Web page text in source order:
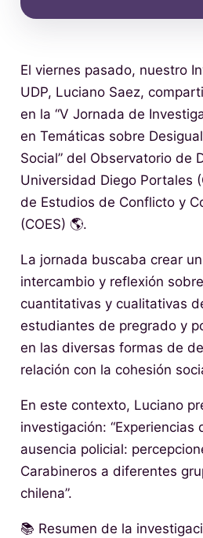
El viernes pasado, nuestro
UDP, Luciano Saez,
en la “V Jornada de
en Temáticas sobre
Social” del Observatorio de
Universidad Diego Portales
de Estudios de Conflicto y
(COES) 🌎.
La jornada buscaba crear
intercambio y reflexión
cuantitativas y cualitativas
estudiantes de pregrado y
en las diversas formas de
relación con la cohesión
En este contexto, Luciano
investigación: “Experiencias
ausencia policial:
Carabineros a diferentes
chilena”.
📚 Resumen de la